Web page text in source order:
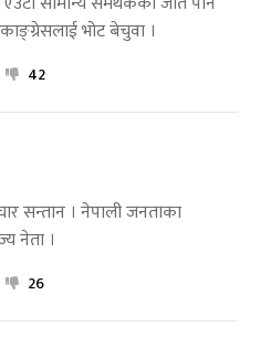
भोट बेचुवा ।
42
सन्तान । नेपाली जनताका
नेता ।
26